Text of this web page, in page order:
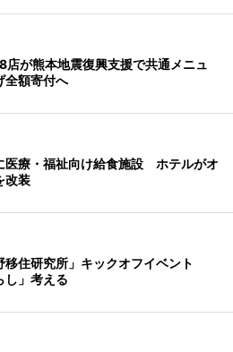
店が熊本地震復興支援で共通メニュ
額寄付へ
医療・福祉向け給食施設 ホテルがオ
改装
移住研究所」キックオフイベント
し」考える